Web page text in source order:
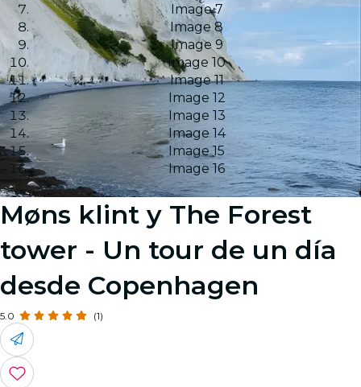
Image 7
Image 8
Image 9
Image 10
Image 11
Image 12
Image 13
Image 14
Image 15
Image 16
Møns klint y The Forest
tower - Un tour de un día
desde Copenhagen
5.0 (1)